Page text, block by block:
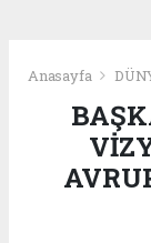
Anasayfa